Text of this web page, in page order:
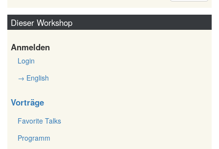
Dieser Workshop
Anmelden
Login
→ English
Vorträge
Favorite Talks
Programm